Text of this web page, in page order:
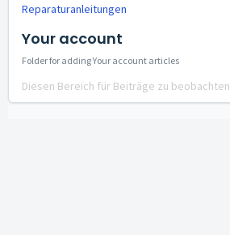
Reparaturanleitungen
Your account
Folder for adding Your account articles
Diesen Bereich für Beiträge zu beobachten